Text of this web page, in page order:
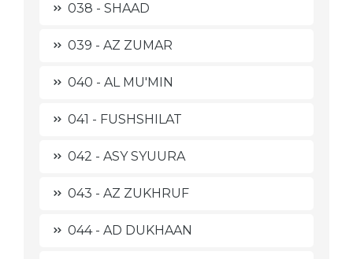
038 - SHAAD
039 - AZ ZUMAR
040 - AL MU'MIN
041 - FUSHSHILAT
042 - ASY SYUURA
043 - AZ ZUKHRUF
044 - AD DUKHAAN